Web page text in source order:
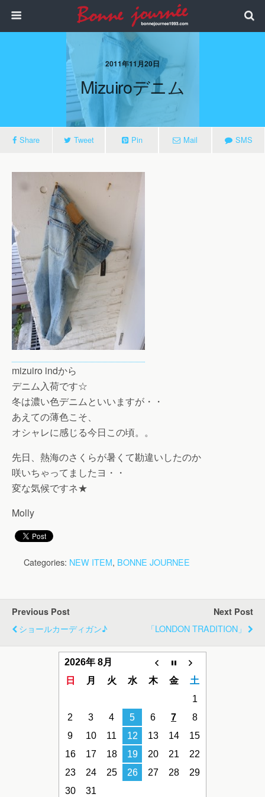
2011年11月20日
Mizuiroデニム
Share Tweet Pin Mail SMS
mizuiro indから
デニム入荷です☆
冬は濃い色デニムといいますが・・
あえての薄色こそ、
オシャレに感じる今日この頃。。
先日、熱海のさくらが暑くて勘違いしたのか
咲いちゃってましたヨ・・
変な気候ですネ★
Molly
Categories: NEW ITEM, BONNE JOURNEE
Previous Post
ショールカーディガン♪
Next Post
「LONDON TRADITION」
2026年 8月
日
月 火 水 木 金
土
1
2
3 4 5 6 7
8
9
10 11 12 13 14
15
16
17 18 19 20 21
22
23
24 25 26 27 28
29
30
31